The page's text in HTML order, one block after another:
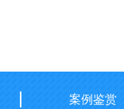
案例鉴赏